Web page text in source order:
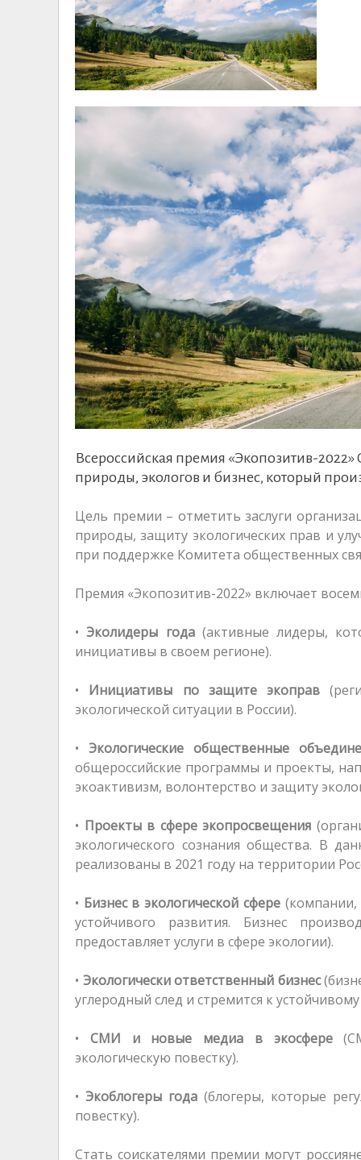
Всероссийская премия «Экопозитив-
природы, экологов и бизнес, который
Цель премии – отметить заслуги
природы, защиту экологических прав и
при поддержке Комитета общественных
Премия «Экопозитив-2022» включает
•Эколидеры года(активные лидеры,
инициативы в своем регионе).
• Инициативы по защите экоправ
экологической ситуации в России).
• Экологические общественные
общероссийские программы и проекты,
экоактивизм, волонтерство и защиту
• Проекты в сфере экопросвещения
экологического сознания общества. В
реализованы в 2021 году на территории
• Бизнес в экологической сфере(компании,
устойчивого развития. Бизнес
предоставляет услуги в сфере экологии).
• Экологически ответственный бизнес
углеродный след и стремится к
• СМИ и новые медиа в экосфере
экологическую повестку).
• Экоблогеры года(блогеры, которые
повестку).
Стать соискателями премии могут